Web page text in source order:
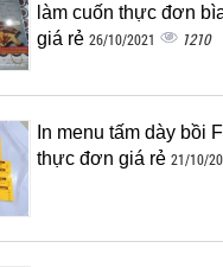
làm cuốn thực đơn
giá rẻ 26/10/2021 1210
In menu tấm dày bồi
thực đơn giá rẻ 21/10/